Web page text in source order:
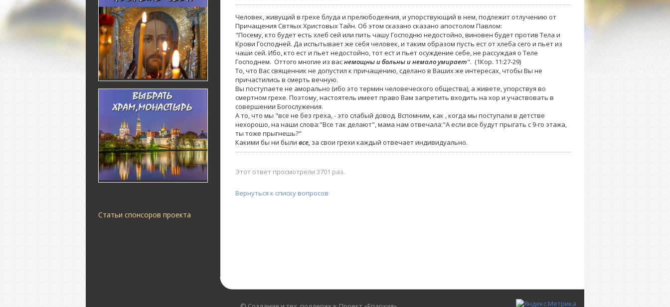
Статьи спонсоров проекта
Человек, живущий в грехе блуда и прелюбодеяния, и упорствующий в нем, подлежит отлучению от
Причащения Свтяых Христовых Тайн. Об этом сказано сказано апостолом Павлом:
"Посему, кто будет есть хлеб сей или пить чашу Господню недостойно, виновен будет против Тела и
Крови Господней. Да испытывает же себя человек, и таким образом пусть ест от хлеба сего и пьет из
чаши сей. Ибо, кто ест и пьет недостойно, тот ест и пьет осуждение себе, не рассуждая о Теле
Господнем. Оттого многие из васнемощны и больны и немало умирает". (1Кор. 11:27-29)
То, что Вас священник не допустил к причащению, сделано в Ваших же интересах, чтобы Вы не
причастились в смерть вечную.
Вы поступаете не аморально (ибо это термин человеческого общества), а живете, упорствуя во
смертном грехе. Поэтому, настоятель имеет право Вам запретить входить на хор и участвовать в
совершении Богослужения.
А то, что мы "все не без греха, - это слабый довод. Вспомним, как , когда мы поступали в детстве
нехорошо, на наши слова:"Все так делают", мама нам отвечала:"А если все будут прыгать с 9-го этажа,
ты тоже прыгнешь?"
Какими бы ни были все, за свои грехи каждый отвечает индивидуально.
Этот ответ просмотрели 3701 раз.
Вернуться к списку вопросов